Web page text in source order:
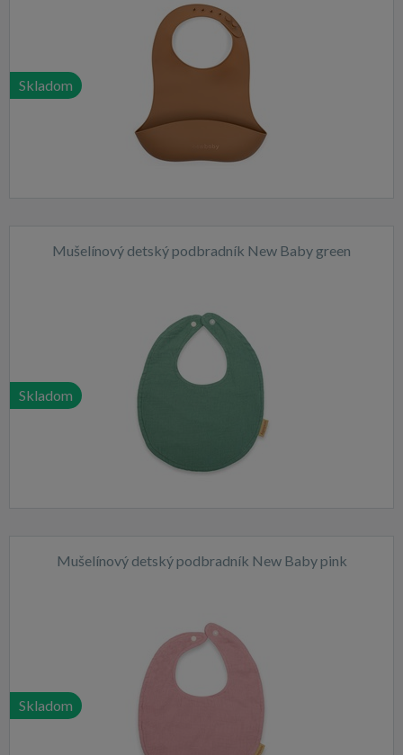
Skladom
Mušelínový detský podbradník New Baby green
Skladom
Mušelínový detský podbradník New Baby pink
Skladom